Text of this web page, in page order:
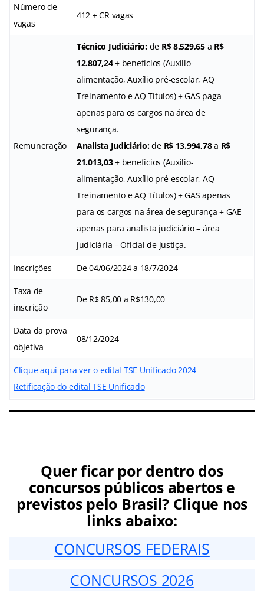
Número de
vagas
412 + CR vagas
Remuneração
Técnico Judiciário:de R$ 8.529,65a R$
12.807,24+ benefícios (Auxílio-
alimentação, Auxílio pré-escolar, AQ
Treinamento e AQ Títulos) + GAS paga
apenas para os cargos na área de
segurança.
Analista Judiciário:de R$ 13.994,78a R$
21.013,03+ benefícios (Auxílio-
alimentação, Auxílio pré-escolar, AQ
Treinamento e AQ Títulos) + GAS apenas
para os cargos na área de segurança + GAE
apenas para analista judiciário – área
judiciária – Oficial de justiça.
Inscrições De 04/06/2024 a 18/7/2024
Taxa de
inscrição
De R$ 85,00 a R$130,00
Data da prova
objetiva
08/12/2024
Clique aqui para ver o edital TSE Unificado 2024
Retificação do edital TSE Unificado
Quer ficar por dentro dos
concursos públicos abertos e
previstos pelo Brasil? Clique nos
links abaixo:
CONCURSOS FEDERAIS
CONCURSOS 2026